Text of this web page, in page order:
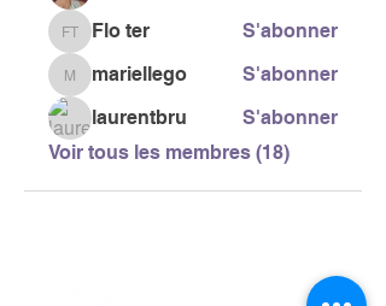
Flo terFlo ter S'abonner
mariellego
mariellego
S'abonner
laurentbru
S'abonner
Voir tous les membres (18)